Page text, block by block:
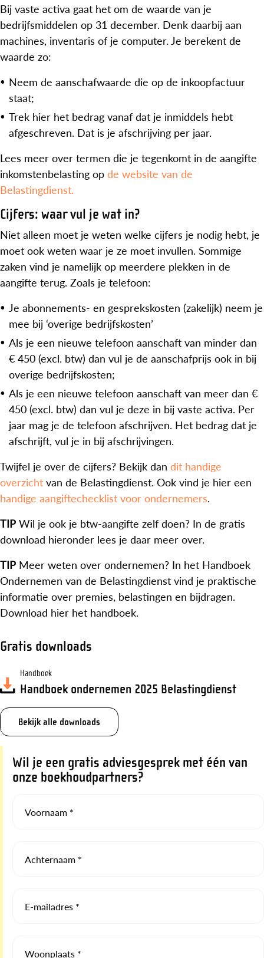
Bij vaste activa gaat het om de waarde van je
bedrijfsmiddelen op 31 december. Denk daarbij aan
machines, inventaris of je computer. Je berekent de
waarde zo:
Neem de aanschafwaarde die op de inkoopfactuur
staat;
Trek hier het bedrag vanaf dat je inmiddels hebt
afgeschreven. Dat is je afschrijving per jaar.
Lees meer over termen die je tegenkomt in de aangifte
inkomstenbelasting op de website van de
Belastingdienst.
Cijfers: waar vul je wat in?
Niet alleen moet je weten welke cijfers je nodig hebt, je
moet ook weten waar je ze moet invullen. Sommige
zaken vind je namelijk op meerdere plekken in de
aangifte terug. Zoals je telefoon:
Je abonnements- en gesprekskosten (zakelijk) neem je
mee bij ‘overige bedrijfskosten’
Als je een nieuwe telefoon aanschaft van minder dan
€ 450 (excl. btw) dan vul je de aanschafprijs ook in bij
overige bedrijfskosten;
Als je een nieuwe telefoon aanschaft van meer dan €
450 (excl. btw) dan vul je deze in bij vaste activa. Per
jaar mag je de telefoon afschrijven. Het bedrag dat je
afschrijft, vul je in bij afschrijvingen.
Twijfel je over de cijfers? Bekijk dan dit handige
overzicht van de Belastingdienst. Ook vind je hier een
handige aangiftechecklist voor ondernemers.
TIP Wil je ook je btw-aangifte zelf doen? In de gratis
download hieronder lees je daar meer over.
TIP Meer weten over ondernemen? In het Handboek
Ondernemen van de Belastingdienst vind je praktische
informatie over premies, belastingen en bijdragen.
Download hier het handboek.
Gratis downloads
Handboek
Handboek ondernemen 2025 Belastingdienst
Bekijk alle downloads
Wil je een gratis adviesgesprek met één van
onze boekhoudpartners?
Voornaam *
Achternaam *
E-mailadres *
Woonplaats *